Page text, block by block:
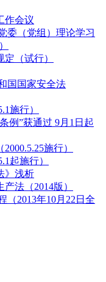
作会议
委（党组）理论学习
（试行）
国国家安全法
施行）
例”获通过 9月1日起
施行）
起施行）
》浅析
法（2014版）
（2013年10月22日全